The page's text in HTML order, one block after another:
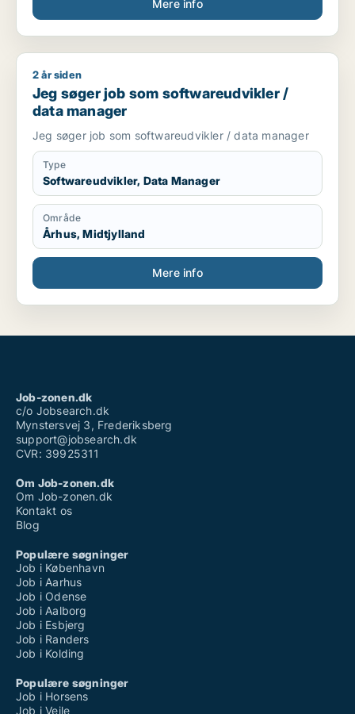
Mere info
Jeg søger job som softwareudvikler / data manager
2 år siden
Jeg søger job som softwareudvikler /
data manager
Jeg søger job som softwareudvikler / data manager
Type
Softwareudvikler, Data Manager
Område
Århus, Midtjylland
Mere info
Job-zonen.dk
c/o Jobsearch.dk
Mynstersvej 3, Frederiksberg
support@jobsearch.dk
CVR: 39925311
Om Job-zonen.dk
Om Job-zonen.dk
Kontakt os
Blog
Populære søgninger
Job i København
Job i Aarhus
Job i Odense
Job i Aalborg
Job i Esbjerg
Job i Randers
Job i Kolding
Populære søgninger
Job i Horsens
Job i Vejle